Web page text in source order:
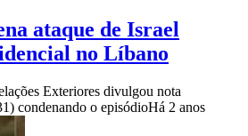
ataque de Israel
no Líbano
Exteriores divulgou nota
condenando o episódioHá 2 anos